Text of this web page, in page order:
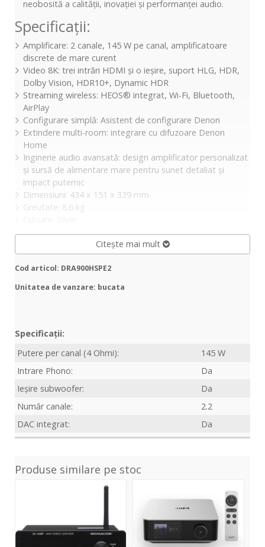
neobosită a calității, inovației și performanței audio.
Specificații:
Amplificare: 2 canale, 145 W pe canal, amplificatoare
discrete de mare curent
Video 8K: trei intrări HDMI și o ieșire, suport HLG, HDR,
Dolby Vision, HDR10+, Dynamic HDR
Streaming wireless: HEOS® integrat, Wi-Fi, Bluetooth,
AirPlay
Configurare simplă: Asistent de configurare Denon
Extindere multi-room: integrare cu difuzoare Denon
Home
Inginerie audio avansată: design amplificator personalizat
și sursă de alimentare mare pentru sunet detaliat și
impact puternic
Dimensiuni: 434 x 151 x 339 mm
Greutate: 8.6 kg
Citește mai mult
Cod articol: DRA900HSPE2
Unitatea de vanzare: bucata
Specificații:
Putere per canal (4 Ohmi):
145 W
Intrare Phono:
Da
Ieșire subwoofer:
Da
Număr canale:
2.2
DAC integrat:
Da
Produse similare pe stoc
Silver